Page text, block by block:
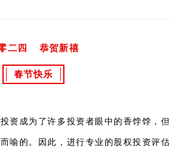
二四 恭贺新禧
春节快乐
资成为了许多投资者眼中的香饽饽，
喻的。因此，进行专业的股权投资评